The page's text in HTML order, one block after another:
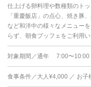
仕上げる卵料理や数種類のト
「重慶飯店」の点心、焼き豚
など和洋中の様々なメニュー
らず、朝食ブッフェをご利用い
対象期間／通年 7:00〜10:00
食事条件／大人¥4,000 ／ お